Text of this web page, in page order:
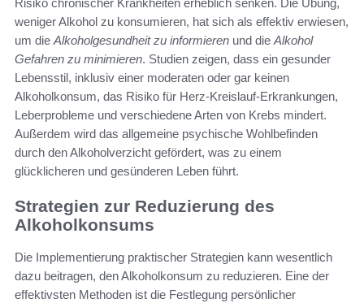
weniger Alkohol zu konsumieren, hat sich als effektiv erwiesen,
um die Alkoholgesundheit zu informieren und die Alkohol
Gefahren zu minimieren. Studien zeigen, dass ein gesunder
Lebensstil, inklusiv einer moderaten oder gar keinen
Alkoholkonsum, das Risiko für Herz-Kreislauf-Erkrankungen,
Leberprobleme und verschiedene Arten von Krebs mindert.
Außerdem wird das allgemeine psychische Wohlbefinden
durch den Alkoholverzicht gefördert, was zu einem
glücklicheren und gesünderen Leben führt.
Strategien zur Reduzierung des
Alkoholkonsums
Die Implementierung praktischer Strategien kann wesentlich
dazu beitragen, den Alkoholkonsum zu reduzieren. Eine der
effektivsten Methoden ist die Festlegung persönlicher